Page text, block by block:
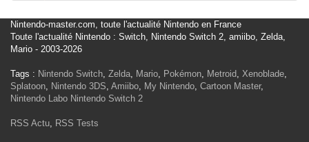
Nintendo-master.com, toute l'actualité Nintendo en France
Toute l'actualité Nintendo : Switch, Nintendo Switch 2, amiibo, Zelda,
Mario - 2003-2026
Tags : Nintendo Switch, Zelda, Mario, Pokémon, Metroid, Xenoblade,
Splatoon, Nintendo 3DS, Amiibo, My Nintendo, Cartoon Master,
Nintendo Labo Nintendo Switch 2
RSS Actu, RSS Tests